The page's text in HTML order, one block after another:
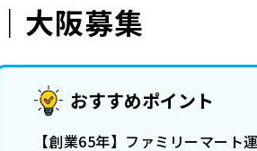
｜大阪募集
おすすめポイント
【創業65年】ファミリーマー